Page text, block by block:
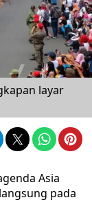
layar
Asia
pada